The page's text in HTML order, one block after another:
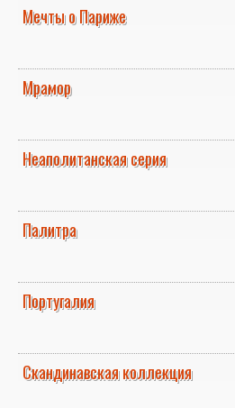
Мечты о Париже
Мрамор
Неаполитанская серия
Палитра
Португалия
Скандинавская коллекция